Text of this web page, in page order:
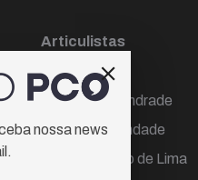
Articulistas
Décio Freire
Dr Marcos Andrade
Hamilton Trindade
Igor Carvalho de Lima
nossa news